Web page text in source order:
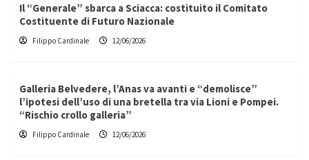
Il “Generale” sbarca a Sciacca: costituito il Comitato
Costituente di Futuro Nazionale
Filippo Cardinale 12/06/2026
Galleria Belvedere, l’Anas va avanti e “demolisce”
l’ipotesi dell’uso di una bretella tra via Lioni e Pompei.
“Rischio crollo galleria”
Filippo Cardinale 12/06/2026